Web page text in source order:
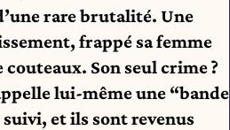
rare brutalité. Une
frappé sa femme
Son seul crime ?
lui-même une “bande
et ils sont revenus